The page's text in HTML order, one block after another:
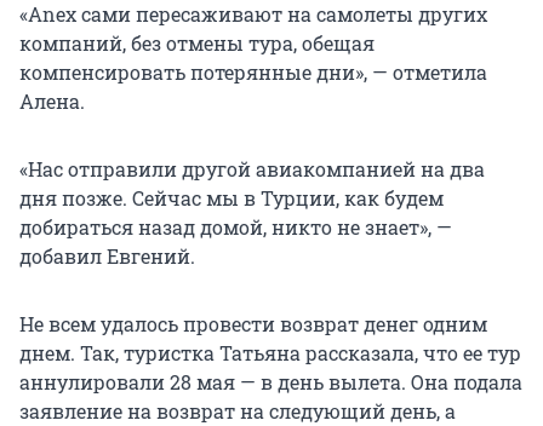
«Anex сами пересаживают на самолеты других
компаний, без отмены тура, обещая
компенсировать потерянные дни», — отметила
Алена.
«Нас отправили другой авиакомпанией на два
дня позже. Сейчас мы в Турции, как будем
добираться назад домой, никто не знает», —
добавил Евгений.
Не всем удалось провести возврат денег одним
днем. Так, туристка Татьяна рассказала, что ее тур
аннулировали 28 мая — в день вылета. Она подала
заявление на возврат на следующий день, а